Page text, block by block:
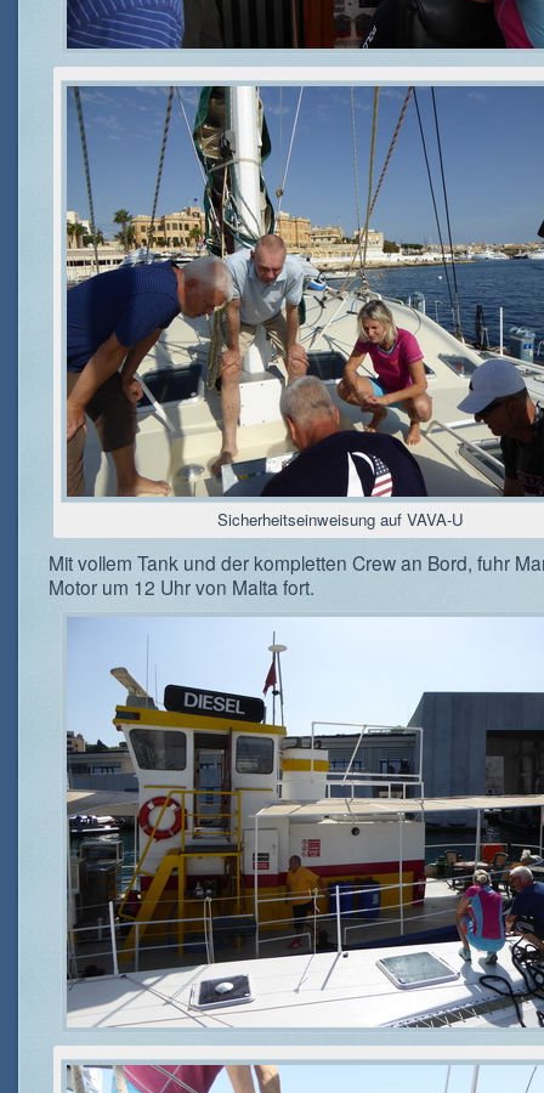
Sicherheitseinweisung auf VAVA-U
Mit vollem Tank und der kompletten Crew an Bord, fuhr
Motor um 12 Uhr von Malta fort.